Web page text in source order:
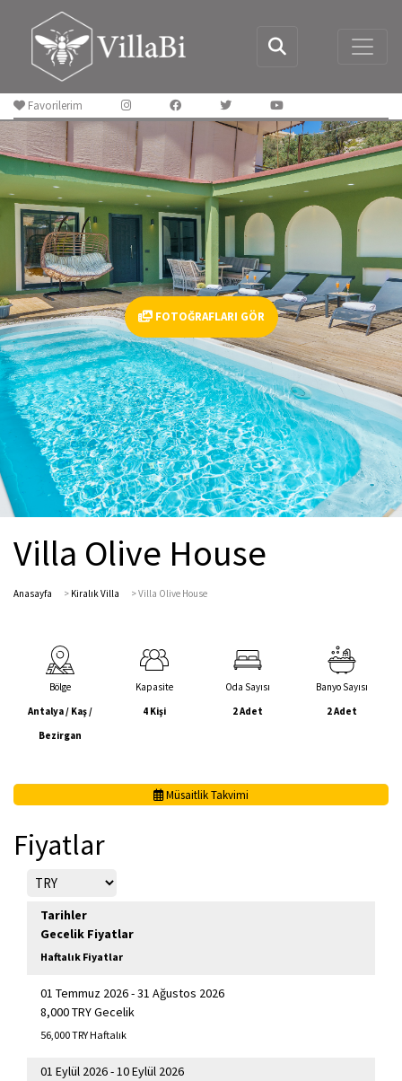
Favorilerim
FOTOĞRAFLARI GÖR
Villa Olive House
Anasayfa > Kiralık Villa >Villa Olive House
Bölge
Antalya / Kaş /
Bezirgan
Kapasite
4 Kişi
Oda Sayısı
2 Adet
Banyo Sayısı
2 Adet
Müsaitlik Takvimi
Fiyatlar
Tarihler
Gecelik Fiyatlar
Haftalık Fiyatlar
01 Temmuz 2026 - 31 Ağustos 2026
8,000 TRY Gecelik
56,000 TRY Haftalık
01 Eylül 2026 - 10 Eylül 2026